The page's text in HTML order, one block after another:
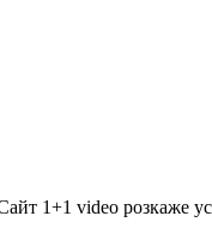
1+1 video розкаже